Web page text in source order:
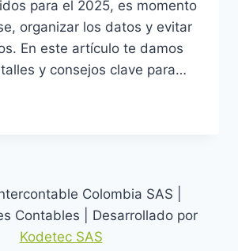
para el 2025, es momento
organizar los datos y evitar
En este artículo te damos
y consejos clave para…
Colombia SAS |
Contables | Desarrollado por
Kodetec SAS